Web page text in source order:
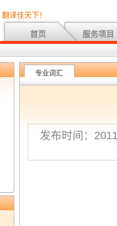
翻译佳天下！
首页 服务项目
专业词汇
发布时间：